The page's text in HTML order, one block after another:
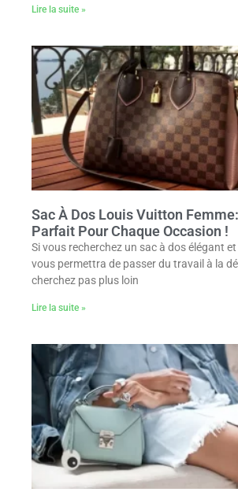
Lire la suite »
Sac À Dos Louis Vuitton
Parfait Pour Chaque Occasion !
Si vous recherchez un sac à dos élégant
vous permettra de passer du travail à la
cherchez pas plus loin
Lire la suite »